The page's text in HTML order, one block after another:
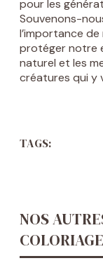
pour les
Souvenons-
l’importance
protéger notre
naturel et les
créatures qui y
TAGS:
NOS